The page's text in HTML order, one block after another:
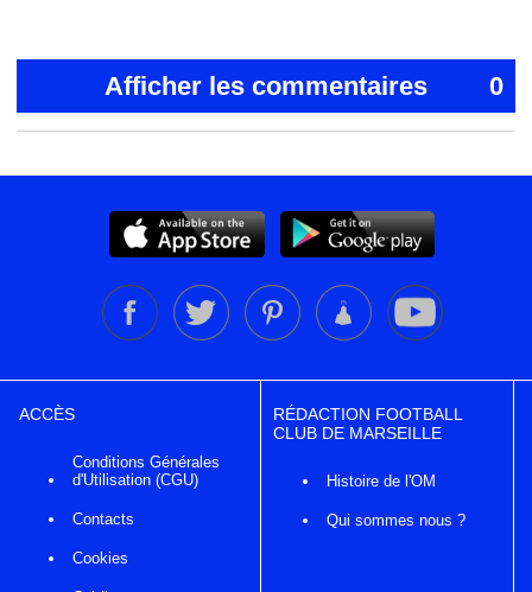
Afficher les commentaires 0
ACCÈS
Conditions Générales
d'Utilisation (CGU)
Contacts
Cookies
RÉDACTION FOOTBALL
CLUB DE MARSEILLE
Histoire de l'OM
Qui sommes nous ?